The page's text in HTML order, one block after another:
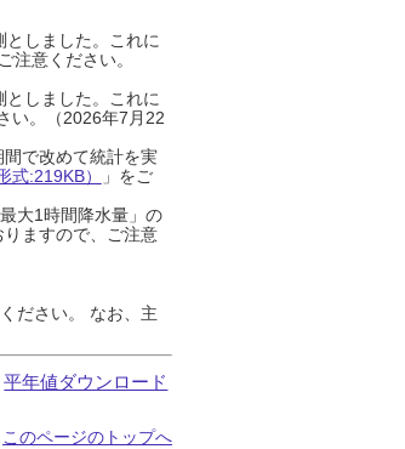
しました。これに
意ください。
しました。これに
い。（2026年7月22
で改めて統計を実
式:219KB）
」をご
大1時間降水量」の
ますので、ご注意
ださい。 なお、主
平年値ダウンロード
このページのトップへ